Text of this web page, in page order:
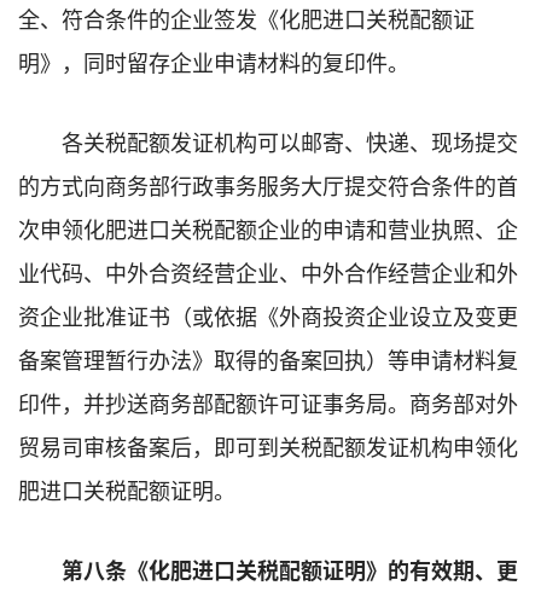
全、符合条件的企业签发《化肥进口关税配额证
明》，同时留存企业申请材料的复印件。
各关税配额发证机构可以邮寄、快递、现场提交
的方式向商务部行政事务服务大厅提交符合条件的首
次申领化肥进口关税配额企业的申请和营业执照、企
业代码、中外合资经营企业、中外合作经营企业和外
资企业批准证书（或依据《外商投资企业设立及变更
备案管理暂行办法》取得的备案回执）等申请材料复
印件，并抄送商务部配额许可证事务局。商务部对外
贸易司审核备案后，即可到关税配额发证机构申领化
肥进口关税配额证明。
第八条《化肥进口关税配额证明》的有效期、更